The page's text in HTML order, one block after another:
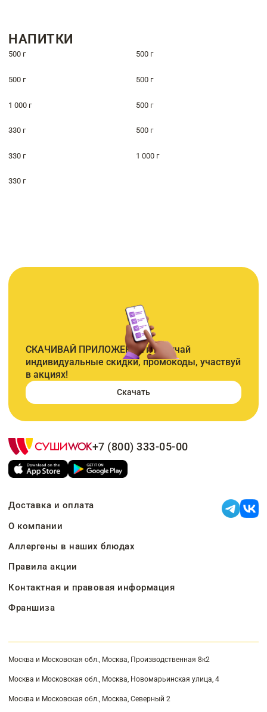
НАПИТКИ
500 г 500 г
500 г 500 г
1 000 г 500 г
330 г 500 г
330 г 1 000 г
330 г
СКАЧИВАЙ ПРИЛОЖЕНИЕ и получай
индивидуальные скидки, промокоды, участвуй
в акциях!
Скачать
+7 (800) 333-05-00
Доставка и оплата
О компании
Аллергены в наших блюдах
Правила акции
Контактная и правовая информация
Франшиза
Москва и Московская обл., Москва, Производственная 8к2
Москва и Московская обл., Москва, Новомарьинская улица, 4
Москва и Московская обл., Москва, Северный 2